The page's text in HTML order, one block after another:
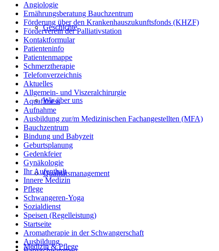
Geschichte
Wir über uns
Qualitätsmanagement
Medizin & Pflege
Angiologie
Ernährungsberatung Bauchzentrum
Förderung über den Krankenhauszukunftsfonds (KHZF)
Förderverein der Palliativstation
Kontaktformular
Patienteninfo
Patientenmappe
Schmerztherapie
Telefonverzeichnis
Aktuelles
Allgemein- und Viszeralchirurgie
Aquafitness
Aufnahme
Ausbildung zur/m Medizinischen Fachangestellten (MFA)
Bauchzentrum
Bindung und Babyzeit
Geburtsplanung
Gedenkfeier
Gynäkologie
Ihr Aufenthalt
Innere Medizin
Pflege
Schwangeren-Yoga
Sozialdienst
Speisen (Regelleistung)
Startseite
Aromatherapie in der Schwangerschaft
Ausbildung